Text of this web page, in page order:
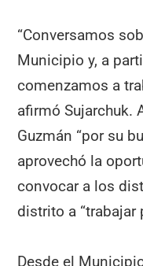
“Conversamos
Municipio y, a
comenzamos a
afirmó Sujarchuk.
Guzmán “por su
aprovechó la
convocar a los
distrito a “trabajar
Desde el